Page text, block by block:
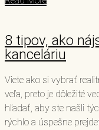
8 tipov, ako
kanceláriu
Viete ako si vybrať
veľa, preto je dôležité
hľadať, aby ste našli
rýchlo a úspešne